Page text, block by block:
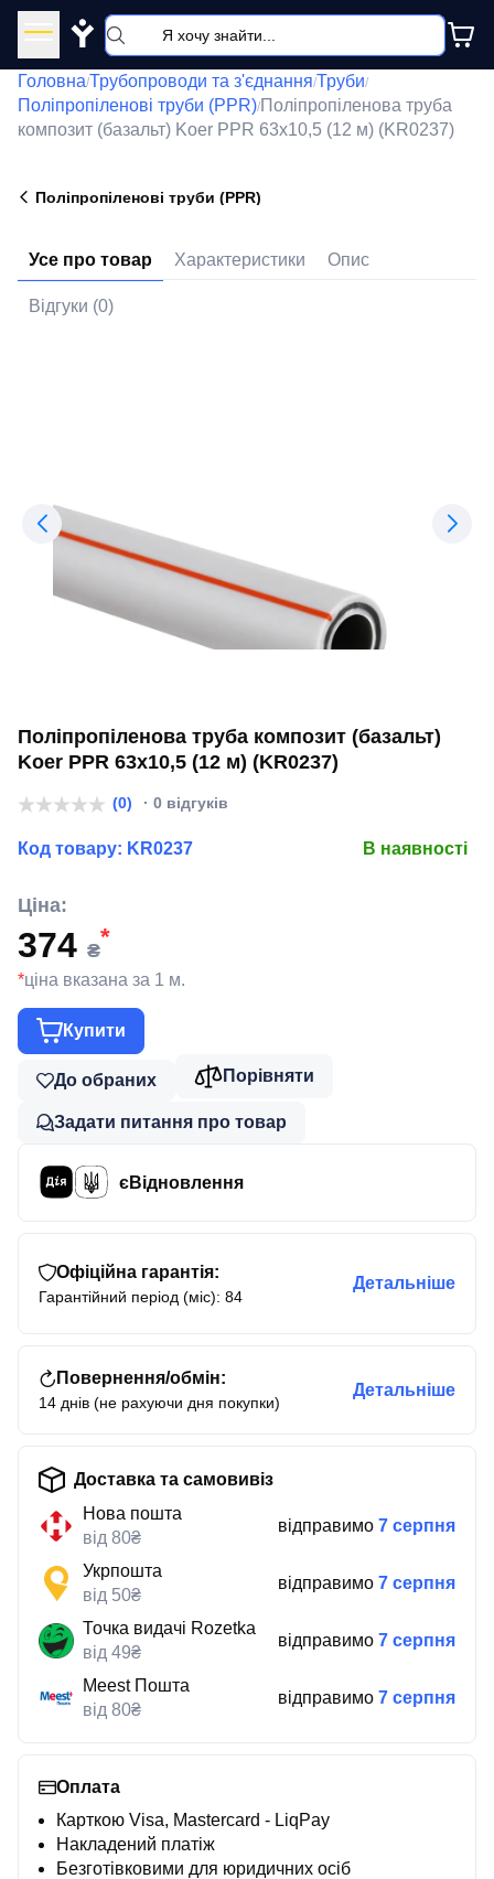
Y
Головна/Трубопроводи та з'єднання/Труби/
Поліпропіленові труби (PPR)/Поліпропіленова труба
композит (базальт) Koer PPR 63x10,5 (12 м) (KR0237)
Поліпропіленові труби (PPR)
Усе про товар Характеристики Опис
Відгуки (0)
Поліпропіленова труба композит (базальт)
Koer PPR 63x10,5 (12 м) (KR0237)
(0) · 0 відгуків
Код товару: KR0237 В наявності
Ціна:
374 ₴
*
*ціна вказана за 1 м.
Купити
До обраних Порівняти
Задати питання про товар
єВідновлення
Офіційна гарантія:
Гарантійний період (міс): 84
Детальніше
Повернення/обмін:
14 днів (не рахуючи дня покупки)
Детальніше
Доставка та самовивіз
Нова пошта
від 80₴
відправимо 7 серпня
Укрпошта
від 50₴
відправимо 7 серпня
Точка видачі Rozetka
від 49₴
відправимо 7 серпня
Meest Пошта
від 80₴
відправимо 7 серпня
Оплата
Карткою Visa, Mastercard - LiqPay
Накладений платіж
Безготівковими для юридичних осіб